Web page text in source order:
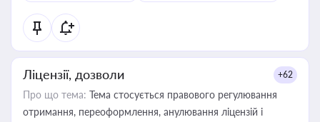
Ліцензії, дозволи +62
Про що тема: Тема стосується правового регулювання
отримання, переоформлення, анулювання ліцензій і